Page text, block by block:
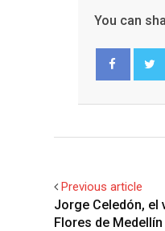
You can
Previous article
Jorge Celedón, el
Flores de